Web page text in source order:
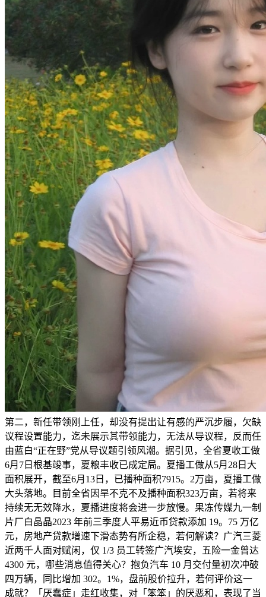
第二，新任带领刚上任，却没有提出让有感的严沉步履，欠缺
议程设置能力，迄未展示其带领能力，无法从导议程，反而任
由蓝白“正在野”党从导议题引领风潮。据引见，全省夏收工做
6月7日根基竣事，夏粮丰收已成定局。夏播工做从5月28日大
面积展开，截至6月13日，已播种面积7915。2万亩，夏播工做
大头落地。目前全省因旱不克不及播种面积323万亩，若将来
持续无无效降水，夏播进度将会进一步放慢。果冻传媒九一制
片厂白晶晶2023 年前三季度人平易近币贷款添加 19。75 万亿
元，房地产贷款增速下滑态势有所企稳，若何解读？广汽三菱
近两千人面对赋闲，仅 1/3 员工转签广汽埃安，五险一金曾达
4300 元，哪些消息值得关心？抱负汽车 10 月交付量初次冲破
四万辆，同比增加 302。1%，盘前股价拉升，若何评价这一
成就？「厌蠢症」走红收集，对「笨笨」的厌恶和，表现了当